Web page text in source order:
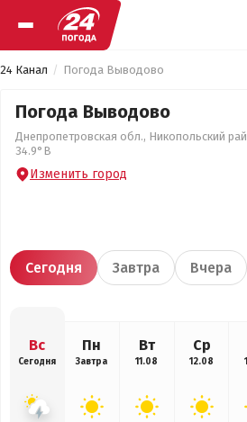
24 Канал Погода Выводово
Погода Выводово
Днепропетровская обл., Никопольский
34.9°В
Изменить город
Сегодня Завтра Вчера
Вс
Сегодня
Пн
Завтра
Вт
11.08
Ср
12.08